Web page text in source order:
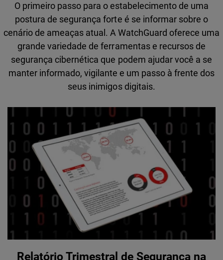
O primeiro passo para o estabelecimento de uma
postura de segurança forte é se informar sobre o
cenário de ameaças atual. A WatchGuard oferece uma
grande variedade de ferramentas e recursos de
segurança cibernética que podem ajudar você a se
manter informado, vigilante e um passo à frente dos
seus inimigos digitais.
Relatório Trimestral de Segurança na